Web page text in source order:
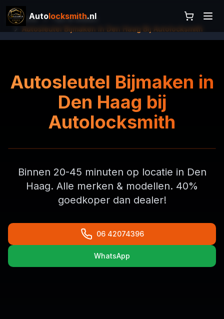
Autolocksmith.nl
Home
Tips & Gidsen
Autosleutel Bijmaken In Den Haag Bij Autolocksmith
Autosleutel Bijmaken in
Den Haag bij
Autolocksmith
Binnen 20-45 minuten op locatie in Den
Haag. Alle merken & modellen. 40%
goedkoper dan dealer!
06 42074396
WhatsApp